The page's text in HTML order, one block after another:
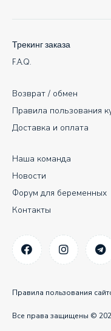
Правила пользования
Все права защищены ©
Наша команда
Новости
Форум для беременных
Контакты
Возврат / обмен
Правила пользования
Доставка и оплата
Трекинг заказа
F.A.Q.